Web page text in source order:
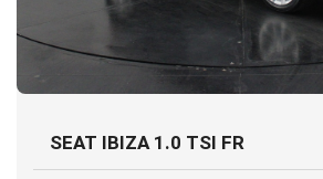
SEAT IBIZA 1.0 TSI FR